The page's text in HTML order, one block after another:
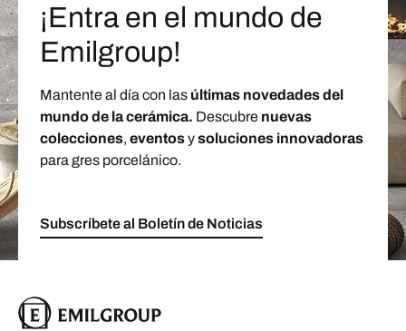
¡Entra en el mundo de
Emilgroup!
Mantente al día con las últimas novedades del
mundo de la cerámica. Descubre nuevas
colecciones, eventosysoluciones innovadoras
para gres porcelánico.
Subscríbete al Boletín de Noticias